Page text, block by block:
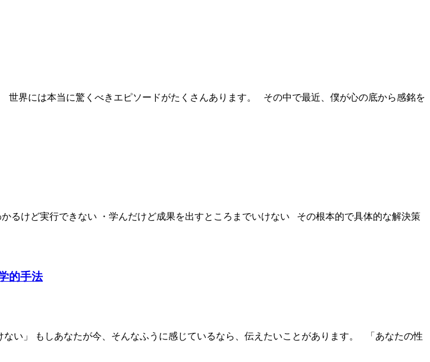
界には本当に驚くべきエピソードがたくさんあります。 その中で最近、僕が心の底から感銘を
るけど実行できない ・学んだけど成果を出すところまでいけない その根本的で具体的な解決策
的手法
い」 もしあなたが今、そんなふうに感じているなら、伝えたいことがあります。 「あなたの性